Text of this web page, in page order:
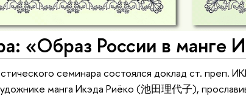
«Образ России в манге
семинара состоялся доклад ст. преп.
манга Икэда Риёко (池田理代子),